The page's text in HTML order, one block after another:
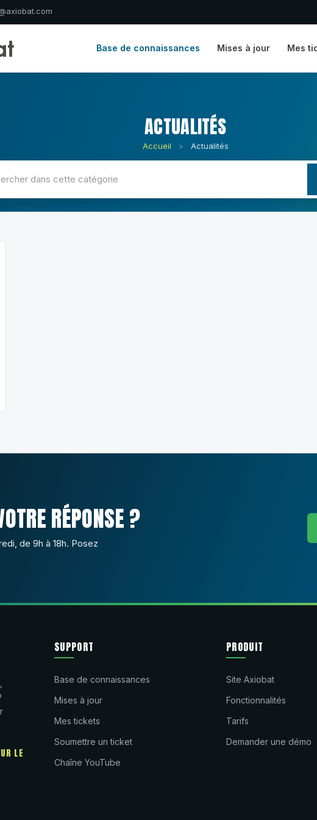
Base de connaissances Mises à jour Mes
ACTUALITÉS
Accueil > Actualités
RÉPONSE ?
de 9h à 18h. Posez
LE
SUPPORT
Base de connaissances
Mises à jour
Mes tickets
Soumettre un ticket
Chaîne YouTube
PRODUIT
Site Axiobat
Fonctionnalités
Tarifs
Demander une démo